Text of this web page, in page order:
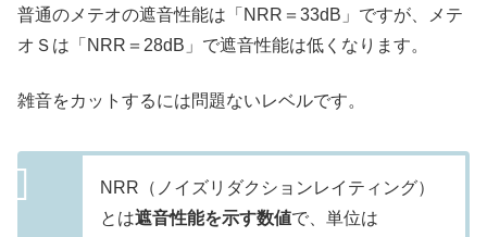
普通のメテオの遮音性能は「NRR＝33dB」ですが、メテ
オＳは「NRR＝28dB」で遮音性能は低くなります。
雑音をカットするには問題ないレベルです。
NRR（ノイズリダクションレイティング）
とは遮音性能を示す数値で、単位は